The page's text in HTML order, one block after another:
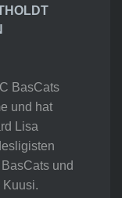
BasCats
und hat
Lisa
und
Kuusi.